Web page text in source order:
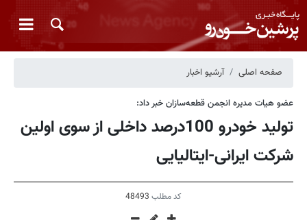
صفحه اصلی آرشیو اخبار
عضو هیات مدیره انجمن قطعه‌سازان خبر داد:
تولید خودرو 100درصد داخلی از سوی اولین
شرکت ایرانی-ایتالیایی
کد مطلب 48493